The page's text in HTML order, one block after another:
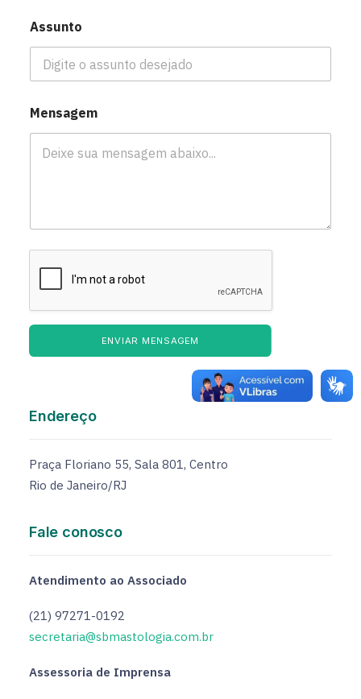
Assunto
Mensagem
ENVIAR MENSAGEM
Endereço
Praça Floriano 55, Sala 801, Centro
Rio de Janeiro/RJ
Fale conosco
Atendimento ao Associado
(21) 97271-0192
secretaria@sbmastologia.com.br
Assessoria de Imprensa